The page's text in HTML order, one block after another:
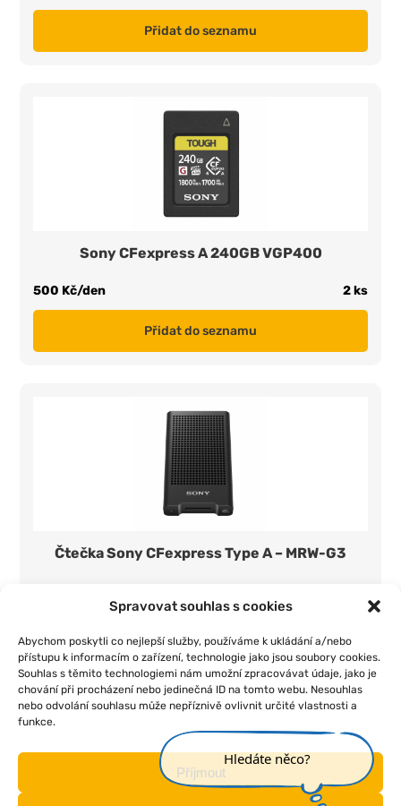
Spravovat souhlas s cookies
Abychom poskytli co nejlepší služby, používáme k ukládání a/nebo
přístupu k informacím o zařízení, technologie jako jsou soubory cookies.
Souhlas s těmito technologiemi nám umožní zpracovávat údaje, jako je
chování při procházení nebo jedinečná ID na tomto webu. Nesouhlas
nebo odvolání souhlasu může nepříznivě ovlivnit určité vlastnosti a
funkce.
Příjmout
Přidat do seznamu
Sony CFexpress A 240GB VGP400
500 Kč/den 2 ks
Přidat do seznamu
Čtečka Sony CFexpress Type A – MRW-G3
Úvod | O nás | Pojištění | Obchodní podmínky | Kontakt
Hledáte něco?